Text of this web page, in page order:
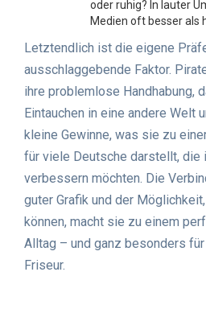
oder ruhig? In lauter
Medien oft besser als
Letztendlich ist die eigene
ausschlaggebende Faktor.
ihre problemlose Handhabung,
Eintauchen in eine andere Welt
kleine Gewinne, was sie zu
für viele Deutsche darstellt, die
verbessern möchten. Die
guter Grafik und der
können, macht sie zu einem
Alltag – und ganz besonders
Friseur.